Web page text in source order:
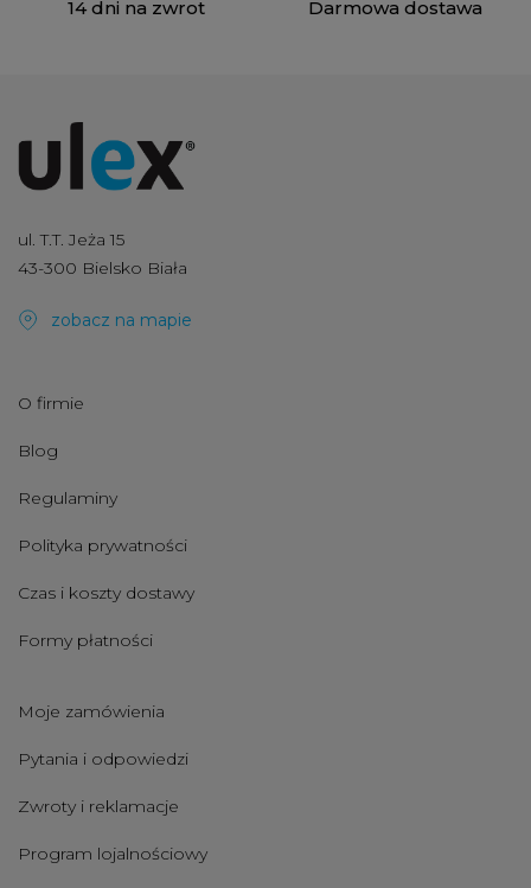
14 dni na zwrot Darmowa dostawa
ul. T.T. Jeża 15
43-300 Bielsko Biała
zobacz na mapie
O firmie
Blog
Regulaminy
Polityka prywatności
Czas i koszty dostawy
Formy płatności
Moje zamówienia
Pytania i odpowiedzi
Zwroty i reklamacje
Program lojalnościowy